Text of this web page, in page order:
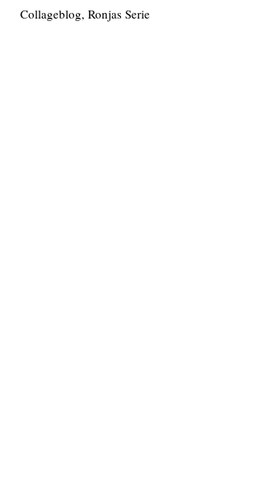
Collageblog, Ronjas Serie